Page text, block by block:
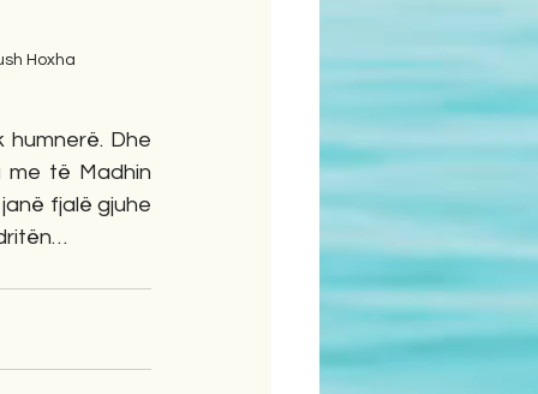
Hoxha
humnerë. Dhe
me të Madhin
fjalë gjuhe